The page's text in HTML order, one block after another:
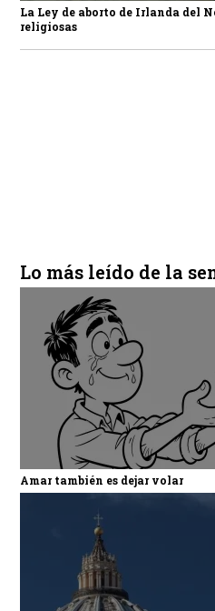
La Ley de aborto de Irlanda del
religiosas
Lo más leído de la
Amar también es dejar volar